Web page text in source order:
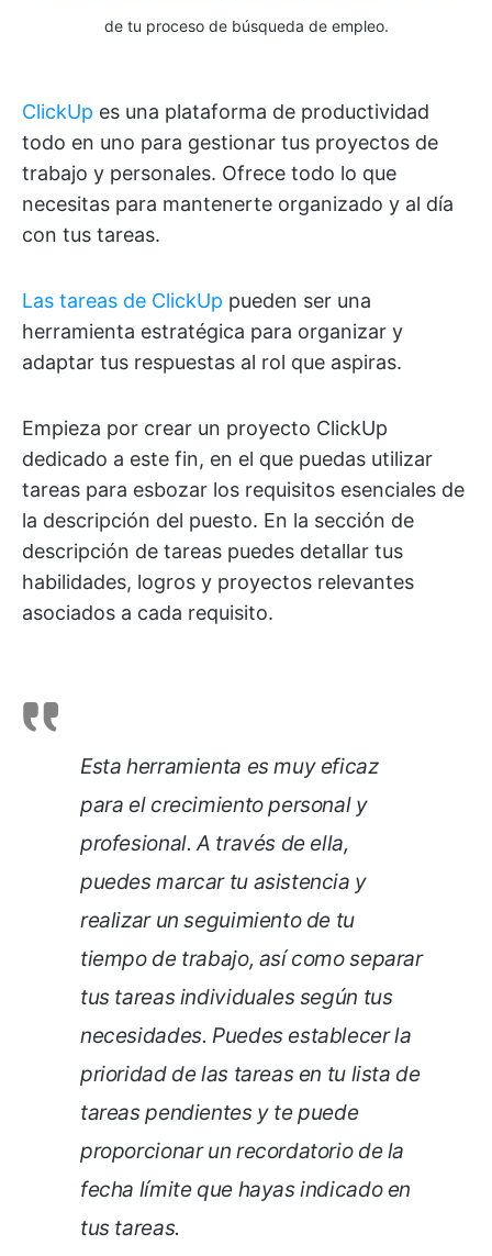
de tu proceso de búsqueda de empleo.
ClickUp es una plataforma de productividad
todo en uno para gestionar tus proyectos de
trabajo y personales. Ofrece todo lo que
necesitas para mantenerte organizado y al día
con tus tareas.
Las tareas de ClickUp pueden ser una
herramienta estratégica para organizar y
adaptar tus respuestas al rol que aspiras.
Empieza por crear un proyecto ClickUp
dedicado a este fin, en el que puedas utilizar
tareas para esbozar los requisitos esenciales de
la descripción del puesto. En la sección de
descripción de tareas puedes detallar tus
habilidades, logros y proyectos relevantes
asociados a cada requisito.
Esta herramienta es muy eficaz
para el crecimiento personal y
profesional. A través de ella,
puedes marcar tu asistencia y
realizar un seguimiento de tu
tiempo de trabajo, así como separar
tus tareas individuales según tus
necesidades. Puedes establecer la
prioridad de las tareas en tu lista de
tareas pendientes y te puede
proporcionar un recordatorio de la
fecha límite que hayas indicado en
tus tareas.